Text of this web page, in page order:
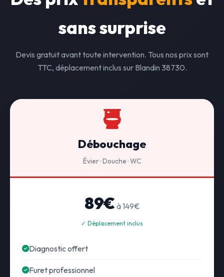
sans surprise
Devis gratuit avant toute intervention. Tous nos prix sont
TTC, déplacement inclus sur Blandin 38730.
Débouchage
Évier · Douche · WC
89€ à 149€
✓ Déplacement inclus
Diagnostic offert
Furet professionnel